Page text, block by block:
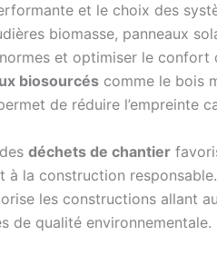
et le choix des
biomasse, panneaux
et optimiser le confort
biosourcés comme le bois
de réduire l’empreinte
déchets de chantier
à la construction responsable.
les constructions allant
de qualité environnementale.